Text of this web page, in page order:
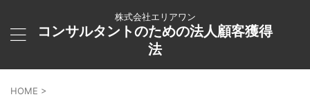
株式会社エリアワン
コンサルタントのための法人顧客獲得
法
HOME >